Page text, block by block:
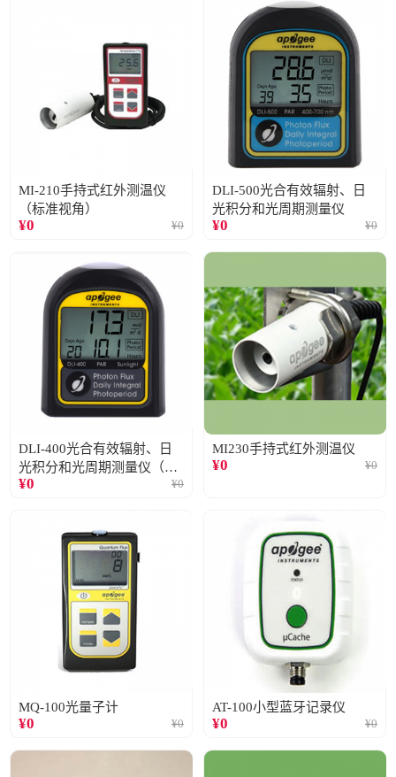
MI-210手持式红外测温仪
（标准视角）
¥0 ¥0
DLI-500光合有效辐射、日
光积分和光周期测量仪
¥0 ¥0
DLI-400光合有效辐射、日
光积分和光周期测量仪（仅
阳光）
¥0 ¥0
MI230手持式红外测温仪
¥0 ¥0
MQ-100光量子计
¥0 ¥0
AT-100小型蓝牙记录仪
¥0 ¥0